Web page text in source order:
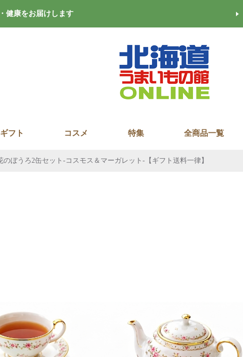
健康をお届けします
ギフト コスメ 特集 全商品一覧
のぼうろ2缶セット‐コスモス＆マーガレット‐【ギフト送料一律】